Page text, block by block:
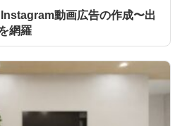
Instagram動画広告の作成〜出
網羅